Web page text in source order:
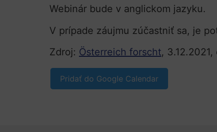
Webinár bude v anglickom jazyku.
V prípade záujmu zúčastniť sa, je
Zdroj: Österreich forscht, 3.12.2021,
Pridať do Google Calendar